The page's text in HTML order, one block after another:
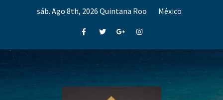
sáb. Ago 8th, 2026 Quintana Roo México
FacebookTwitterGoogle+Instagram